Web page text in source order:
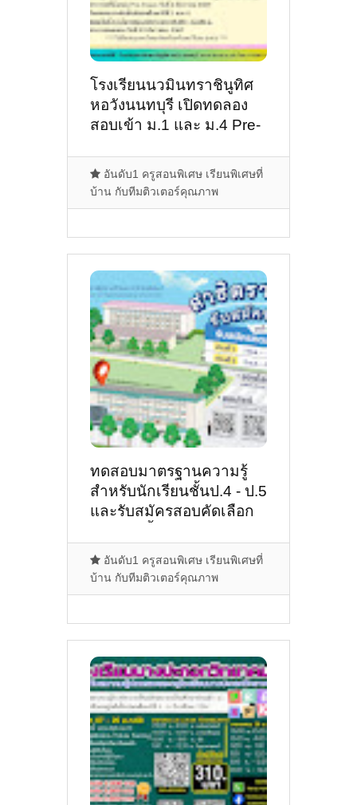
โรงเรียนนวมินทราชินูทิศ
หอวังนนทบุรี เปิดทดลอง
สอบเข้า ม.1 และ ม.4 Pre-
อันดับ1 ครูสอนพิเศษ เรียนพิเศษที่
บ้าน กับทีมติวเตอร์คุณภาพ
ทดสอบมาตรฐานความรู้
สำหรับนักเรียนชั้นป.4 - ป.5
และรับสมัครสอบคัดเลือก
การศึกษา 2568
อันดับ1 ครูสอนพิเศษ เรียนพิเศษที่
บ้าน กับทีมติวเตอร์คุณภาพ